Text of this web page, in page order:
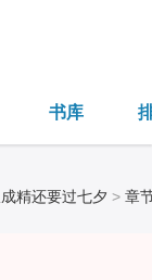
书库
精还要过七夕 > 章